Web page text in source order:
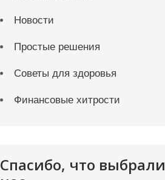
Новости
Простые решения
Советы для здоровья
Финансовые хитрости
Спасибо, что выбрали